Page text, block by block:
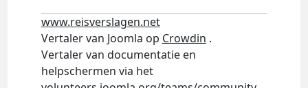
www.reisverslagen.net
Vertaler van Joomla op Crowdin .
Vertaler van documentatie en
helpschermen via het